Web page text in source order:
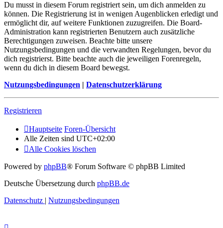
Du musst in diesem Forum registriert sein, um dich anmelden zu
können. Die Registrierung ist in wenigen Augenblicken erledigt und
ermöglicht dir, auf weitere Funktionen zuzugreifen. Die Board-
Administration kann registrierten Benutzern auch zusätzliche
Berechtigungen zuweisen. Beachte bitte unsere
Nutzungsbedingungen und die verwandten Regelungen, bevor du
dich registrierst. Bitte beachte auch die jeweiligen Forenregeln,
wenn du dich in diesem Board bewegst.
Nutzungsbedingungen | Datenschutzerklärung
Registrieren
Hauptseite Foren-Übersicht
Alle Zeiten sind UTC+02:00
Alle Cookies löschen
Powered by phpBB® Forum Software © phpBB Limited
Deutsche Übersetzung durch phpBB.de
Datenschutz | Nutzungsbedingungen